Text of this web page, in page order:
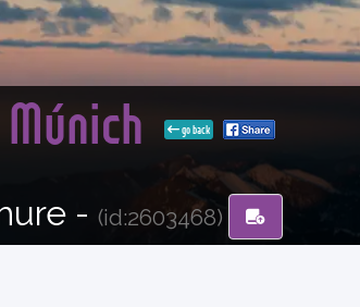
go back
- (id:2603468)